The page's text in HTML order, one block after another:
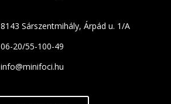
8143 Sárszentmihály, Árpád u. 1/A
06-20/55-100-49
info@minifoci.hu